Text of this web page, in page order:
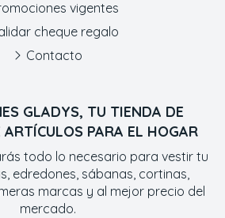
GLADYS, TU TIENDA DE
PARA EL HOGAR
todo lo necesario para vestir tu
edredones, sábanas, cortinas,
marcas y al mejor precio del
mercado.
vigentes
cheque regalo
Contacto